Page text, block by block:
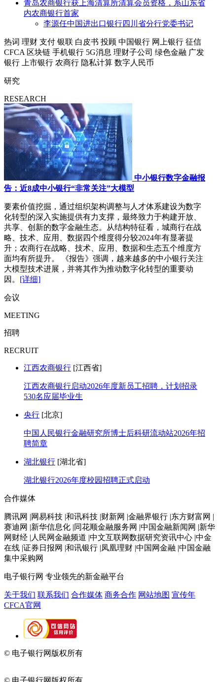
青岛农商银行获上海清算所清算会员资格，系山东省
内农商银行首家
李源任中国进出口银行四川省分行党委书记
热词 理财 支付 银联 白皮书 投顾 中国银行 网上银行 征信
CFCA 区块链 手机银行 5G消息 理财子公司 绿色金融 广发
银行
上市银行 农商行 隐私计算 数字人民币
研究
RESEARCH
中小银行数字金融报
告：近8成中小银行“非常关注”大模型
要素价值挖掘，通过组织架构调整与人才体系建设为数字
化转型的深入实施提供有力支撑，最终致力于构建开放、
共享、创新的数字金融生态。从结构特征看，城商行在战
略、技术、应用、数据四个维度得分较2024年有显著提
升；农商行在战略、技术、应用、数据和生态五个维度方
面均有所提升。 《报告》强调，越来越多的中小银行关注
大模型技术进展，并将其作为推动数字化转型的重要动
因。 [详细]
会议
MEETING
招聘
RECRUIT
江西农商银行 [江西省]
江西农商银行启动2026年度新员工招聘，计划招录
530名应届毕业生
央行 [北京]
中国人民银行金融研究所博士后科研流动站2026年招
聘简章
湖北银行 [湖北省]
湖北银行2026年度校园招聘正式启动
合作媒体
腾讯网 |网易科技 |和讯科技 |财新网 |金融界银行 |东方财富网 |
赛迪网 |新华信息化 |同花顺金融服务网 |中国金融新闻网 |新华
网财经 |人民网金融频道 |中文互联网数据研究资讯中心 |中金
在线 |证券日报网 |和讯银行 |凤凰理财 |中国网金融 |中国金融
集中采购网
电子银行网 专业领先的新金融平台
关于我们 联系我们 合作媒体 商务合作 网站地图 宣传年
CFCA官网
© 电子银行网版权所有
© 电子银行网版权所有